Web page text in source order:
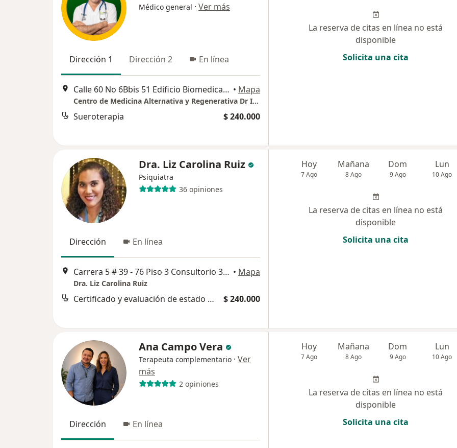
Médico general · Ver más
Dirección 1 Dirección 2 En línea
Calle 60 No 6Bbis 51 Edificio Biomedica, Ibagué • Mapa
Centro de Medicina Alternativa y Regenerativa Dr Ivan M. Melo C.
Sueroterapia $ 240.000
La reserva de citas en línea no está
disponible
Solicita una cita
Dra. Liz Carolina Ruiz
Psiquiatra
36 opiniones
Dirección En línea
Carrera 5 # 39 - 76 Piso 3 Consultorio 302 Edificio Torre Real de la Quinta, Ibagué • Mapa
Dra. Liz Carolina Ruiz
Certificado y evaluación de estado mental $ 240.000
Hoy
7 Ago
Mañana
8 Ago
Dom
9 Ago
Lun
10 Ago
La reserva de citas en línea no está
disponible
Solicita una cita
Ana Campo Vera
Terapeuta complementario · Ver
más
2 opiniones
Dirección En línea
Hoy
7 Ago
Mañana
8 Ago
Dom
9 Ago
Lun
10 Ago
La reserva de citas en línea no está
disponible
Solicita una cita